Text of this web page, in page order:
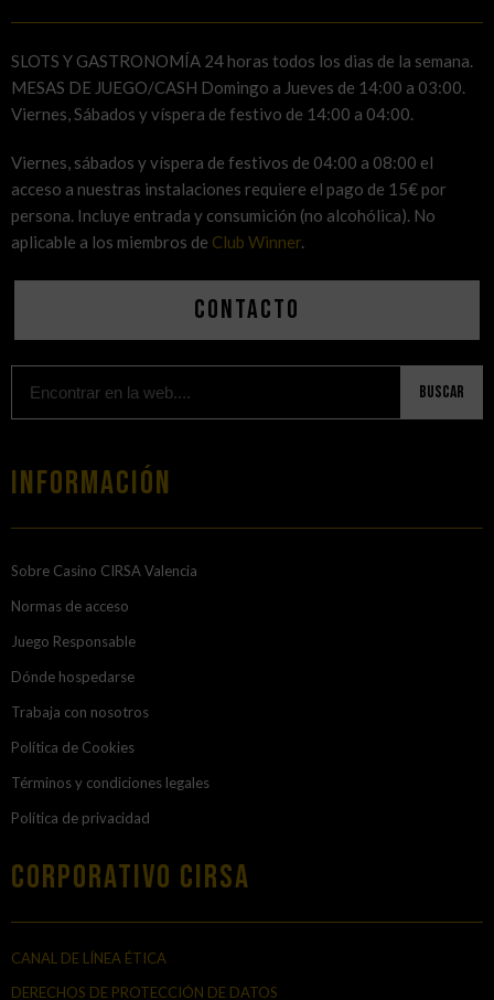
SLOTS Y GASTRONOMÍA 24 horas todos los dias de la semana.
MESAS DE JUEGO/CASH Domingo a Jueves de 14:00 a 03:00.
Viernes, Sábados y víspera de festivo de 14:00 a 04:00.
Viernes, sábados y víspera de festivos de 04:00 a 08:00 el
acceso a nuestras instalaciones requiere el pago de 15€ por
persona. Incluye entrada y consumición (no alcohólica). No
aplicable a los miembros de Club Winner.
Contacto
Buscar
Información
Sobre Casino CIRSA Valencia
Normas de acceso
Juego Responsable
Dónde hospedarse
Trabaja con nosotros
Política de Cookies
Términos y condiciones legales
Política de privacidad
Corporativo Cirsa
CANAL DE LÍNEA ÉTICA
DERECHOS DE PROTECCIÓN DE DATOS